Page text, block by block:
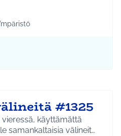
Etelä-Tuusulan kylät
tulokset teeman mukaan:
#1325
käyttämättä
samankaltaisia välineit…